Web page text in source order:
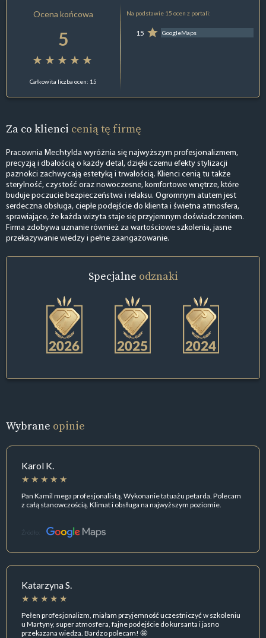
Ocena końcowa
5
Całkowita liczba ocen: 15
Na podstawie 15 ocen z portali:
15 GoogleMaps
Za co klienci cenią tę firmę
Pracownia Mechtylda wyróżnia się najwyższym profesjonalizmem,
precyzją i dbałością o każdy detal, dzięki czemu efekty stylizacji
paznokci zachwycają estetyką i trwałością. Klienci cenią tu także
sterylność, czystość oraz nowoczesne, komfortowe wnętrze, które
buduje poczucie bezpieczeństwa i relaksu. Ogromnym atutem jest
serdeczna obsługa, ciepłe podejście do klienta i świetna atmosfera,
sprawiające, że każda wizyta staje się przyjemnym doświadczeniem.
Firma zdobywa uznanie również za wartościowe szkolenia, jasne
przekazywanie wiedzy i pełne zaangażowanie.
Specjalne odznaki
Wybrane opinie
Karol K.
Pan Kamil mega profesjonalistą. Wykonanie tatuażu petarda. Polecam
z całą stanowczością. Klimat i obsługa na najwyższym poziomie.
Źródło:
Katarzyna S.
Pełen profesjonalizm, miałam przyjemność uczestniczyć w szkoleniu
u Martyny, super atmosfera, fajne podejście do kursanta i jasno
przekazana wiedza. Bardzo polecam! 🤩